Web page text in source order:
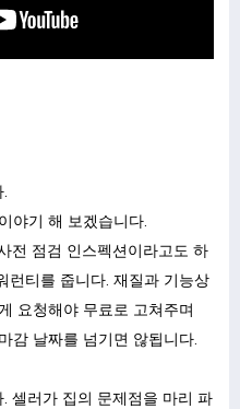
.
야기 해 보겠습니다.
전 점검 인스펙션이라고도 하
런티를 줍니다. 재질과 기능상
요청해야 무료로 고쳐주며
감 날짜를 넘기면 않됩니다.
. 셀러가 집의 문제점을 마리 파